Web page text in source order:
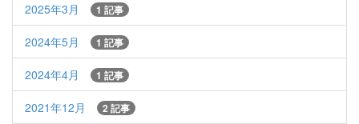
2025年3月 1 記事
2024年5月 1 記事
2024年4月 1 記事
2021年12月 2 記事